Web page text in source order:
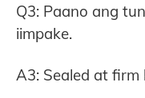
Q3: Paano ang
iimpake.
A3: Sealed at